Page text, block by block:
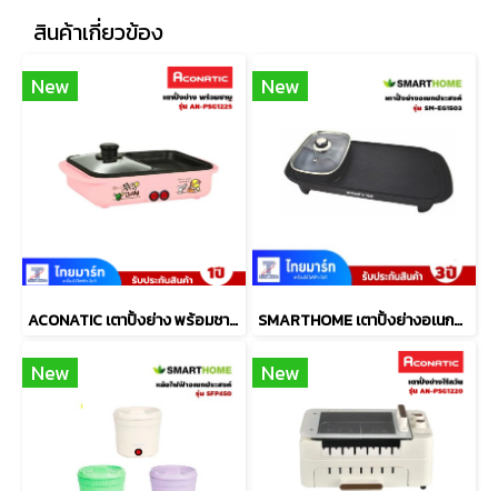
สินค้าเกี่ยวข้อง
New
ACONATIC เตาปิ้งย่าง พร้อมชาบู รุ่น AN-PSG1225
New
SMARTHOME เตาปิ้งย่างอเนกประสงค์พร้อมหม้อสุกี้ รุ่น SM-EG1503
New New